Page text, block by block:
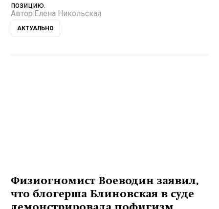
позицию.
Автор: Елена Никольская
АКТУАЛЬНО
Физиогномист Воеводин заявил,
что блогерша Блиновская в суде